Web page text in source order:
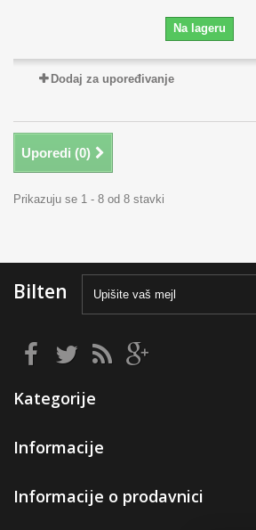
Na lageru
Dodaj za upoređivanje
Uporedi (0)
Prikazuju se 1 - 8 od 8 stavki
Bilten
Kategorije
Informacije
Informacije o prodavnici